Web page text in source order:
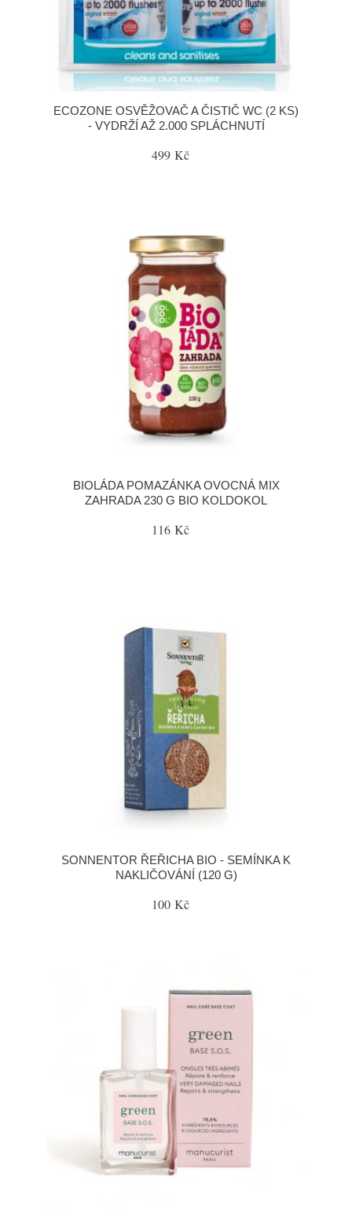
ECOZONE OSVĚŽOVAČ A ČISTIČ WC (2 KS)
- VYDRŽÍ AŽ 2.000 SPLÁCHNUTÍ
499 Kč
BIOLÁDA POMAZÁNKA OVOCNÁ MIX
ZAHRADA 230 G BIO KOLDOKOL
116 Kč
SONNENTOR ŘEŘICHA BIO - SEMÍNKA K
NAKLIČOVÁNÍ (120 G)
100 Kč